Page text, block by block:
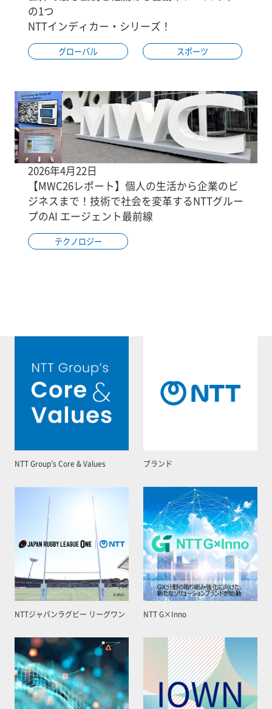
の1つ
NTTインディカー・シリーズ！
グローバル スポーツ
2026年4月22日
【MWC26レポート】個人の生活から企業のビ
ジネスまで！技術で社会を変革するNTTグルー
プのAI エージェント最前線
テクノロジー
NTT Group’s Core & Values ブランド
NTTジャパンラグビー リーグワン NTT G×Inno